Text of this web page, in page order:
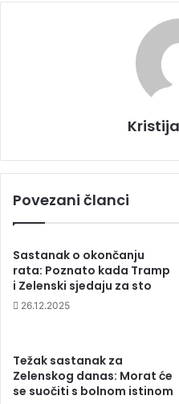
Povezani članci
Sastanak o okončanju
rata: Poznato kada Tramp
i Zelenski sjedaju za sto
26.12.2025
Težak sastanak za
Zelenskog danas: Morat će
se suočiti s bolnom istinom